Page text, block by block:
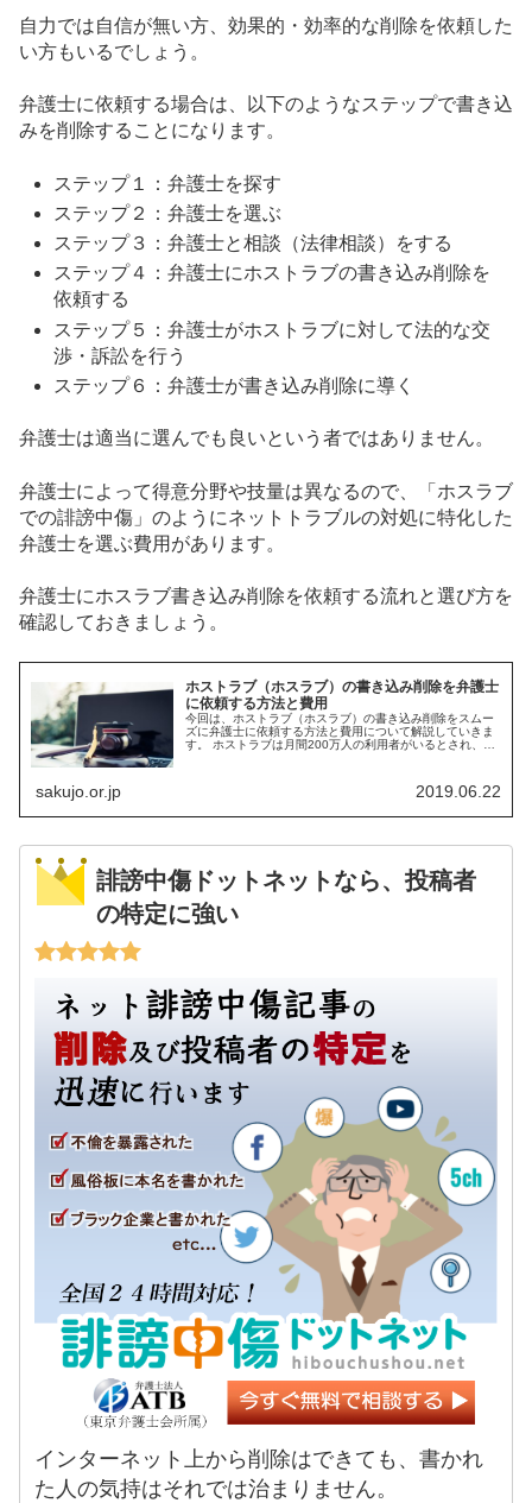
自力では自信が無い方、効果的・効率的な削除を依頼した
い方もいるでしょう。
弁護士に依頼する場合は、以下のようなステップで書き込
みを削除することになります。
ステップ１：弁護士を探す
ステップ２：弁護士を選ぶ
ステップ３：弁護士と相談（法律相談）をする
ステップ４：弁護士にホストラブの書き込み削除を
依頼する
ステップ５：弁護士がホストラブに対して法的な交
渉・訴訟を行う
ステップ６：弁護士が書き込み削除に導く
弁護士は適当に選んでも良いという者ではありません。
弁護士によって得意分野や技量は異なるので、「ホスラブ
での誹謗中傷」のようにネットトラブルの対処に特化した
弁護士を選ぶ費用があります。
弁護士にホスラブ書き込み削除を依頼する流れと選び方を
確認しておきましょう。
ホストラブ（ホスラブ）の書き込み削除を弁護士
に依頼する方法と費用
今回は、ホストラブ（ホスラブ）の書き込み削除をスムー
ズに弁護士に依頼する方法と費用について解説していきま
す。 ホストラブは月間200万人の利用者がいるとされ、誤
sakujo.or.jp 2019.06.22
誹謗中傷ドットネットなら、投稿者
の特定に強い
インターネット上から削除はできても、書かれ
た人の気持はそれでは治まりません。